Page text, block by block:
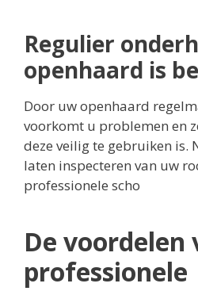
Regulier
openhaard is
Door uw openhaard
voorkomt u problemen en
deze veilig te gebruiken is.
laten inspecteren van uw
professionele scho
De voordelen
professionele